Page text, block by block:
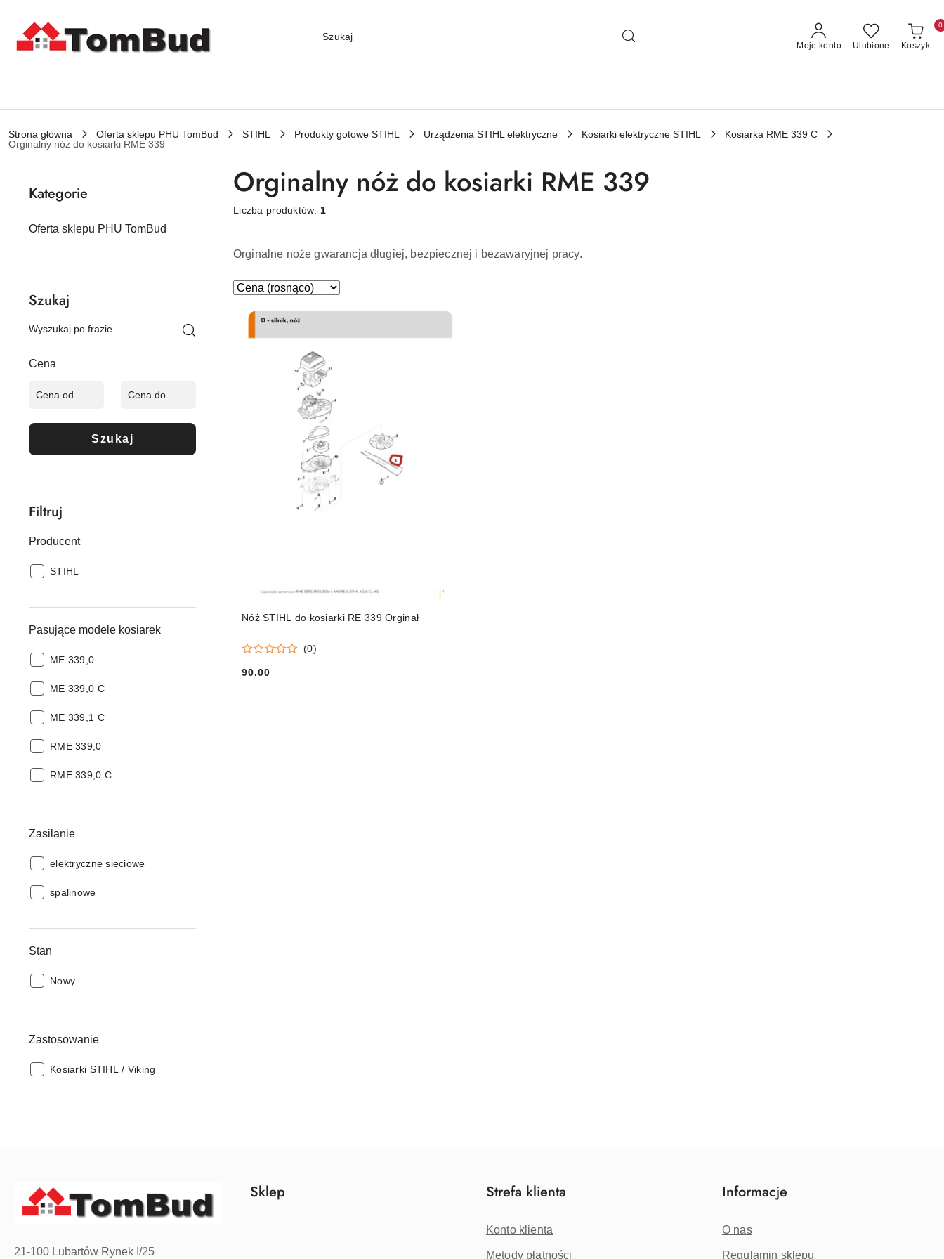
Moje konto Ulubione Koszyk
0
Strona główna Oferta sklepu PHU TomBud STIHL Produkty gotowe STIHL Urządzenia STIHL elektryczne Kosiarki elektryczne STIHL
Kosiarka RME 339 C
Orginalny nóż do kosiarki RME 339
Kategorie
Oferta sklepu PHU TomBud
Szukaj
Cena
Szukaj
Filtruj
Producent
Producent:
STIHL
Pasujące modele kosiarek
Pasujące
kosiarek:
ME 339,0
Pasujące
kosiarek:
ME 339,0 C
Pasujące
kosiarek:
ME 339,1 C
Pasujące
kosiarek:
RME 339,0
Pasujące
RME 339,0 C
Zasilanie
Zasilanie:
elektryczne sieciowe
Zasilanie:
spalinowe
Stan
Stan:
Nowy
Zastosowanie
Zastosowanie:
Kosiarki STIHL / Viking
Orginalny nóż do kosiarki RME 339
Liczba produktów: 1
Orginalne noże gwarancja długiej, bezpiecznej i bezawaryjnej pracy.
Zastosowano
Cena
(rosnąco).
Sortuj
Nóż STIHL do kosiarki RE 339 Orginał
(0)
Cena:
90.00
DO KOSZYKA
21-100 Lubartów Rynek I/25
Sklep Strefa klienta
Konto klienta
Metody płatności
Informacje
O nas
Regulamin sklepu